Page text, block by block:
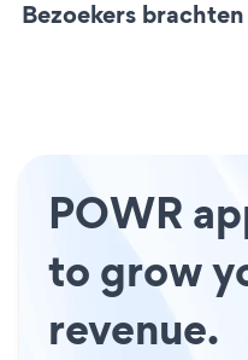
Bezoekers brachten
POWR
to grow
revenue.